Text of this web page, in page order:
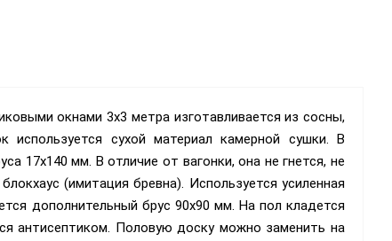
окнами 3х3 метра изготавливается из сосны,
используется сухой материал камерной сушки. В
17х140 мм. В отличие от вагонки, она не гнется, не
(имитация бревна). Используется усиленная
дополнительный брус 90х90 мм. На пол кладется
антисептиком. Половую доску можно заменить на